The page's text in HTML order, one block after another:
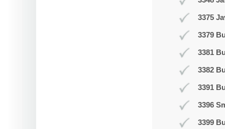
3375
3379
3381
3382
3391
3396
3399